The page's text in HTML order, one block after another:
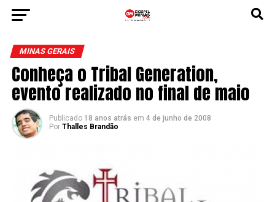
MINAS GERAIS
Conheça o Tribal Generation,
evento realizado no final de maio
Publicado 18 anos atrás em 4 de junho de 2008
Por Thalles Brandão